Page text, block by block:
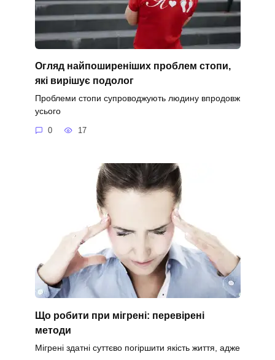
Огляд найпоширеніших проблем стопи,
які вирішує подолог
Проблеми стопи супроводжують людину впродовж
усього
0 17
Що робити при мігрені: перевірені
методи
Мігрені здатні суттєво погіршити якість життя, адже